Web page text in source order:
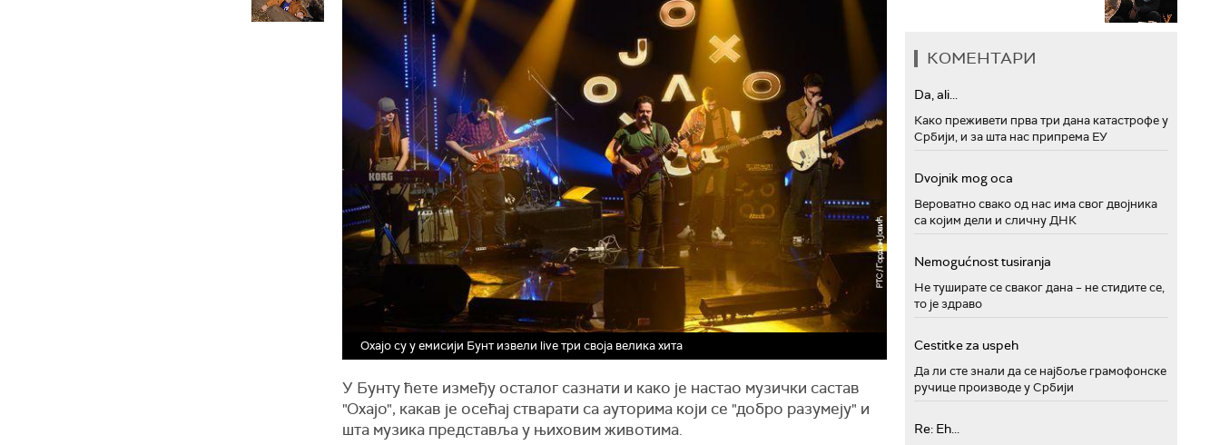
Оxајо су у емисији Бунт извели live три своја велика хита
У Бунту ћете између осталог сазнати и како је настао музички састав
"Охајо", какав је осећај стварати са ауторима који се "добро разумеју" и
шта музика представља у њиховим животима.
КОМЕНТАРИ
Da, ali...
Како преживети прва три дана катастрофе у
Србији, и за шта нас припрема ЕУ
Dvojnik mog oca
Вероватно свако од нас има свог двојника
са којим дели и сличну ДНК
Nemogućnost tusiranja
Не туширате се сваког дана – не стидите се,
то је здраво
Cestitke za uspeh
Да ли сте знали да се најбоље грамофонске
ручице производе у Србији
Re: Eh...